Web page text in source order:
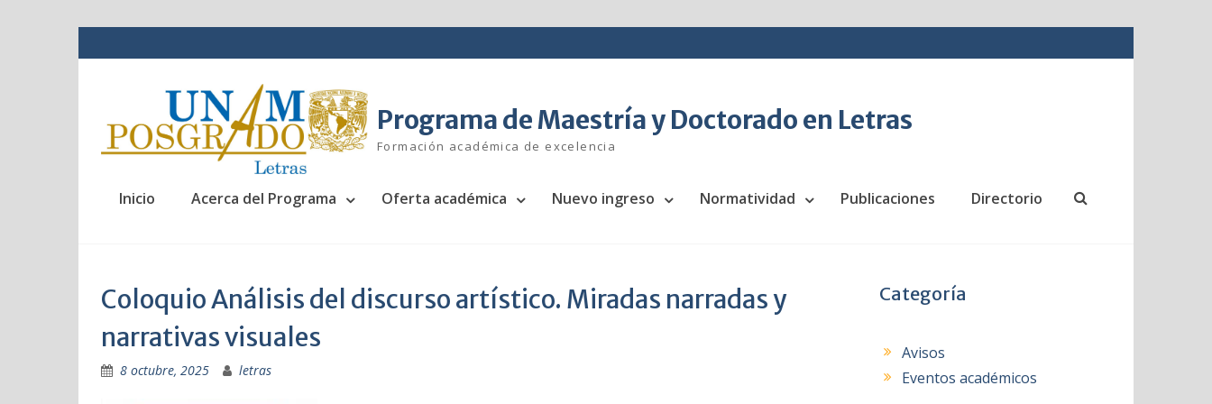
to
Programa de Maestría y Doctorado en Letras
Formación académica de excelencia
Inicio Acerca del Programa Oferta académica Nuevo ingreso Normatividad Publicaciones Directorio
Coloquio Análisis del discurso artístico. Miradas narradas y
narrativas visuales
8 octubre, 2025 letras
Categoría
Avisos
Eventos académicos